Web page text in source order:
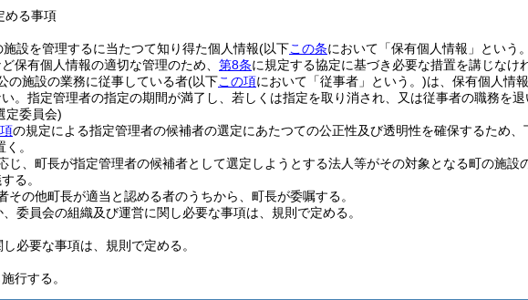
める事項
設を管理するに当たつて知り得た個人情報(以下この条において「保有個人情報」という
保有個人情報の適切な管理のため、 第8条に規定する協定に基づき必要な措置を講じなけ
の施設の業務に従事している者(以下この項において「従事者」という。)は、保有個人情
。 指定管理者の指定の期間が満了し、若しくは指定を取り消され、又は従事者の職務を退
定委員会)
の規定による指定管理者の候補者の選定にあたつての公正性及び透明性を確保するため
く。
じ、町長が指定管理者の候補者として選定しようとする法人等がその対象となる町の施設
る。
その他町長が適当と認める者のうちから、町長が委嘱する。
委員会の組織及び運営に関し必要な事項は、規則で定める。
必要な事項は、規則で定める。
行する。